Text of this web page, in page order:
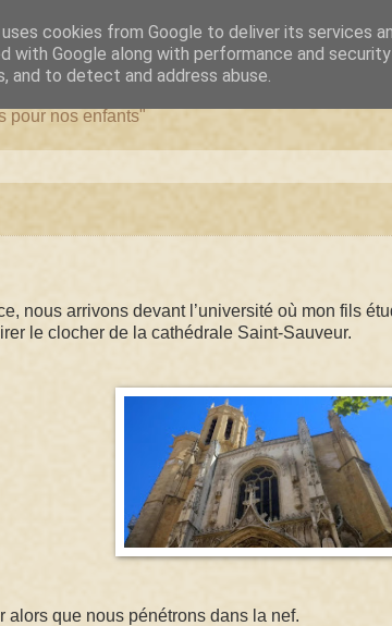
pour nos enfants"
nous arrivons devant l’université où mon fils
le clocher de la cathédrale Saint-Sauveur.
alors que nous pénétrons dans la nef.
cookies from Google to deliver its services
with Google along with performance and
and to detect and address abuse.